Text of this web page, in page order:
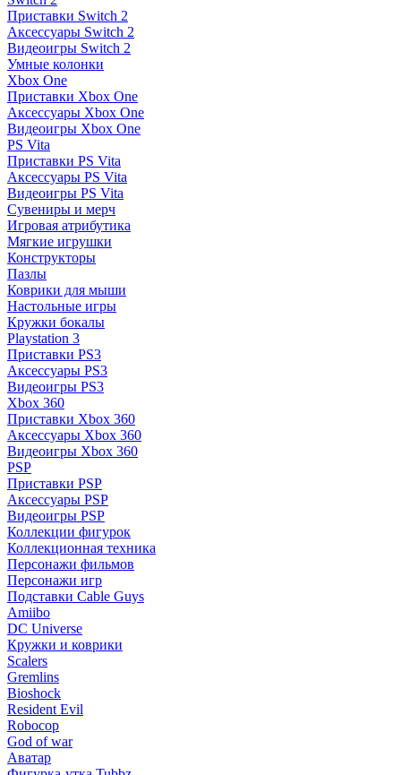
Приставки Switch 2
Аксессуары Switch 2
Видеоигры Switch 2
Умные колонки
Xbox One
Приставки Xbox One
Аксессуары Xbox One
Видеоигры Xbox One
PS Vita
Приставки PS Vita
Аксессуары PS Vita
Видеоигры PS Vita
Сувениры и мерч
Игровая атрибутика
Мягкие игрушки
Конструкторы
Пазлы
Коврики для мыши
Настольные игры
Кружки бокалы
Playstation 3
Приставки PS3
Аксессуары PS3
Видеоигры PS3
Xbox 360
Приставки Xbox 360
Аксессуары Xbox 360
Видеоигры Xbox 360
PSP
Приставки PSP
Аксессуары PSP
Видеоигры PSP
Коллекции фигурок
Коллекционная техника
Персонажи фильмов
Персонажи игр
Подставки Cable Guys
Amiibo
DC Universe
Кружки и коврики
Scalers
Gremlins
Bioshock
Resident Evil
Robocop
God of war
Аватар